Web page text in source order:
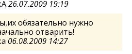
26.07.2009 19:19
обязательно нужно
отварить!
06.08.2009 14:27